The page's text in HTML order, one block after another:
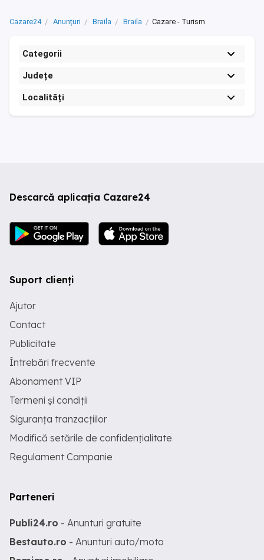
Cazare24 Anunțuri Braila Braila Cazare - Turism
Categorii
Județe
Localități
Descarcă aplicația Cazare24
Suport clienți
Ajutor
Contact
Publicitate
Întrebări frecvente
Abonament VIP
Termeni și condiții
Siguranța tranzacțiilor
Modifică setările de confidențialitate
Regulament Campanie
Parteneri
Publi24.ro - Anunturi gratuite
Bestauto.ro - Anunturi auto/moto